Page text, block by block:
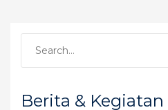
Berita & Kegiatan